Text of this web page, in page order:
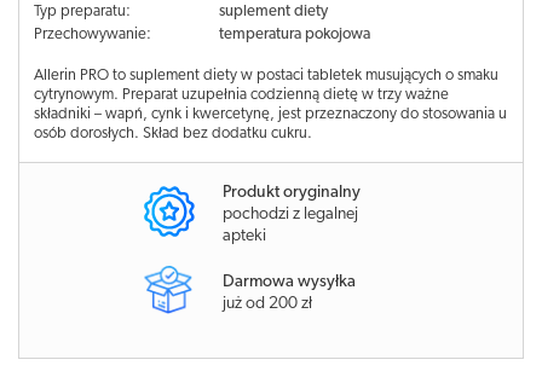
Typ preparatu:
suplement diety
Przechowywanie:
temperatura pokojowa
Allerin PRO to suplement diety w postaci tabletek musujących o smaku
cytrynowym. Preparat uzupełnia codzienną dietę w trzy ważne
składniki – wapń, cynk i kwercetynę, jest przeznaczony do stosowania u
osób dorosłych. Skład bez dodatku cukru.
Produkt oryginalny
pochodzi z legalnej
apteki
Darmowa wysyłka
już od 200 zł